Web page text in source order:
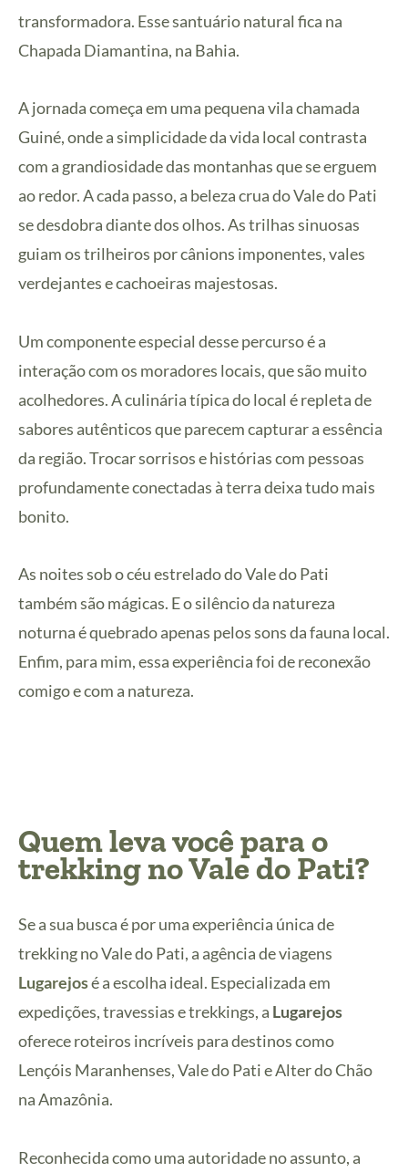
transformadora. Esse santuário natural fica na
Chapada Diamantina, na Bahia.
A jornada começa em uma pequena vila chamada
Guiné, onde a simplicidade da vida local contrasta
com a grandiosidade das montanhas que se erguem
ao redor. A cada passo, a beleza crua do Vale do Pati
se desdobra diante dos olhos. As trilhas sinuosas
guiam os trilheiros por cânions imponentes, vales
verdejantes e cachoeiras majestosas.
Um componente especial desse percurso é a
interação com os moradores locais, que são muito
acolhedores. A culinária típica do local é repleta de
sabores autênticos que parecem capturar a essência
da região. Trocar sorrisos e histórias com pessoas
profundamente conectadas à terra deixa tudo mais
bonito.
As noites sob o céu estrelado do Vale do Pati
também são mágicas. E o silêncio da natureza
noturna é quebrado apenas pelos sons da fauna local.
Enfim, para mim, essa experiência foi de reconexão
comigo e com a natureza.
Quem leva você para o
trekking no Vale do Pati?
Se a sua busca é por uma experiência única de
trekking no Vale do Pati, a agência de viagens
Lugarejosé a escolha ideal. Especializada em
expedições, travessias e trekkings, a Lugarejos
oferece roteiros incríveis para destinos como
Lençóis Maranhenses, Vale do Pati e Alter do Chão
na Amazônia.
Reconhecida como uma autoridade no assunto, a